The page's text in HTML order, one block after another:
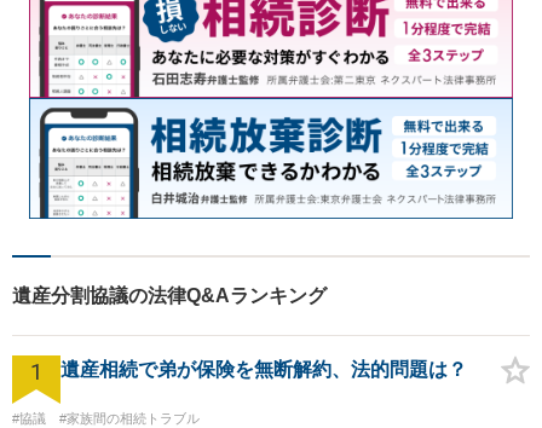
遺産分割協議の法律Q&Aランキング
1 遺産相続で弟が保険を無断解約、法的問題は？
#協議 #家族間の相続トラブル